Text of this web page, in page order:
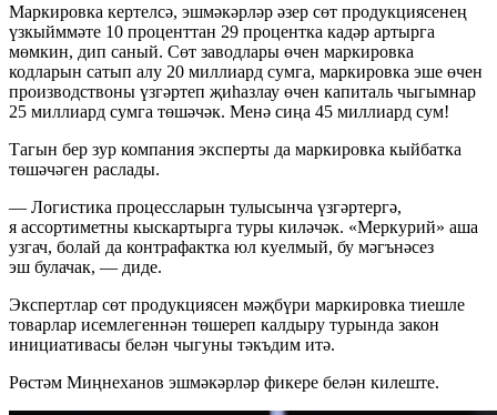
Маркировка кертелсә, эшмәкәрләр әзер сөт продукциясенең
үзкыйммәте 10 проценттан 29 процентка кадәр артырга
мөмкин, дип саный. Сөт заводлары өчен маркировка
кодларын сатып алу 20 миллиард сумга, маркировка эше өчен
производствоны үзгәртеп җиһазлау өчен капиталь чыгымнар
25 миллиард сумга төшәчәк. Менә сиңа 45 миллиард сум!
Тагын бер зур компания эксперты да маркировка кыйбатка
төшәчәген раслады.
— Логистика процессларын тулысынча үзгәртергә,
я ассортиметны кыскартырга туры киләчәк. «Меркурий» аша
узгач, болай да контрафактка юл куелмый, бу мәгънәсез
эш булачак, — диде.
Экспертлар сөт продукциясен мәҗбүри маркировка тиешле
товарлар исемлегеннән төшереп калдыру турында закон
инициативасы белән чыгуны тәкъдим итә.
Рөстәм Миңнеханов эшмәкәрләр фикере белән килеште.